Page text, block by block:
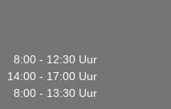
8:00 - 12:30 Uur
14:00 - 17:00 Uur
8:00 - 13:30 Uur